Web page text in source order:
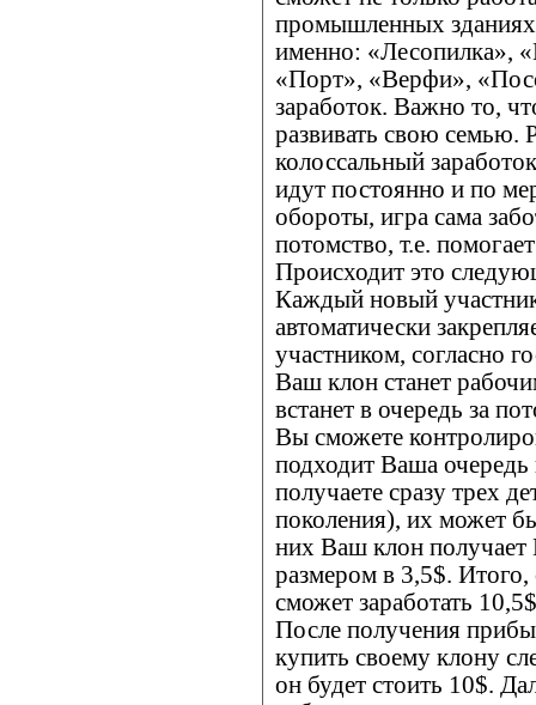
промышленных
именно: «Лесопилка»,
«Порт», «Верфи»,
заработок. Важно то,
развивать свою семью.
колоссальный
идут постоянно и по
обороты, игра сама
потомство, т.е.
Происходит это
Каждый новый
автоматически
участником, согласно
Ваш клон станет
встанет в очередь за
Вы сможете
подходит Ваша
получаете сразу трех
поколения), их может
них Ваш клон получает
размером в 3,5$.
сможет заработать
После получения
купить своему клону
он будет стоить 10$.